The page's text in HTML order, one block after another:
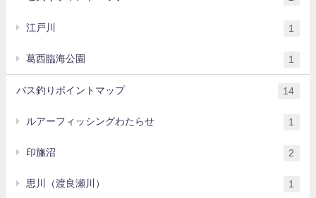
江戸川 1
葛西臨海公園 1
バス釣りポイントマップ 14
ルアーフィッシングわたらせ 1
印旛沼 2
思川（渡良瀬川） 1